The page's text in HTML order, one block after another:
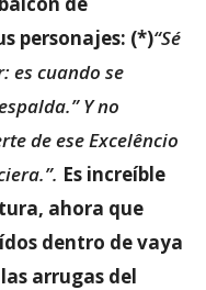
personajes: (*)“Sé
es cuando se
Y no
de ese Excelêncio
Es increíble
ahora que
dentro de vaya
arrugas del